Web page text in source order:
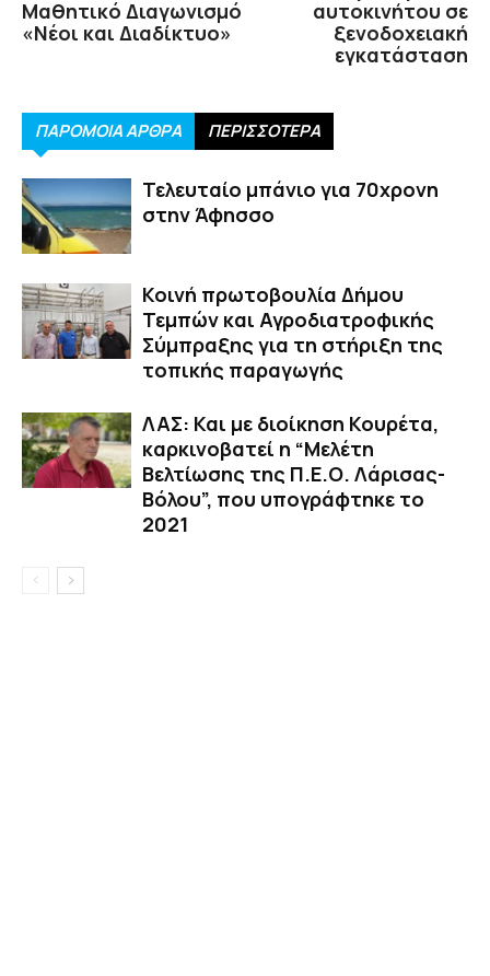
Μαθητικό Διαγωνισμό
«Νέοι και Διαδίκτυο»
αυτοκινήτου σε
ξενοδοχειακή
εγκατάσταση
ΠΑΡΟΜΟΙΑ ΑΡΘΡΑ ΠΕΡΙΣΣΟΤΕΡΑ
Τελευταίο μπάνιο για 70χρονη
στην Άφησσο
Κοινή πρωτοβουλία Δήμου
Τεμπών και Αγροδιατροφικής
Σύμπραξης για τη στήριξη της
τοπικής παραγωγής
ΛΑΣ: Και με διοίκηση Κουρέτα,
καρκινοβατεί η “Μελέτη
Βελτίωσης της Π.Ε.Ο. Λάρισας-
Βόλου”, που υπογράφτηκε το
2021